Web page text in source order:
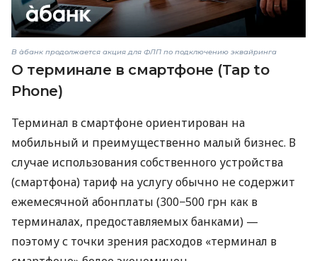
В àбанк продолжается акция для ФЛП по подключению эквайринга
О терминале в смартфоне (Tap to
Phone)
Терминал в смартфоне ориентирован на
мобильный и преимущественно малый бизнес. В
случае использования собственного устройства
(смартфона) тариф на услугу обычно не содержит
ежемесячной абонплаты (300−500 грн как в
терминалах, предоставляемых банками) —
поэтому с точки зрения расходов «терминал в